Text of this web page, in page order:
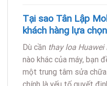
Tại sao Tân Lập
khách hàng lựa
Dù cần thay loa Huawei
nào khác của máy, bạn
một trung tâm sửa